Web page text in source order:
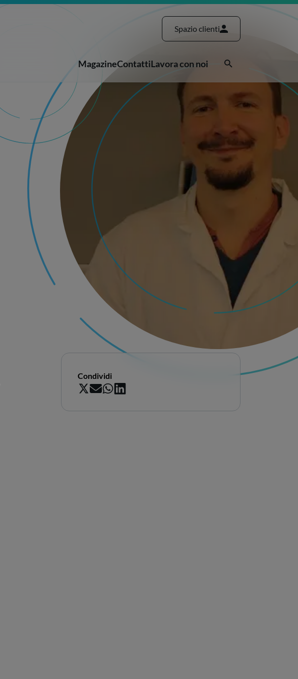
Spazio clienti
MagazineContattiLavora con noi
Condividi